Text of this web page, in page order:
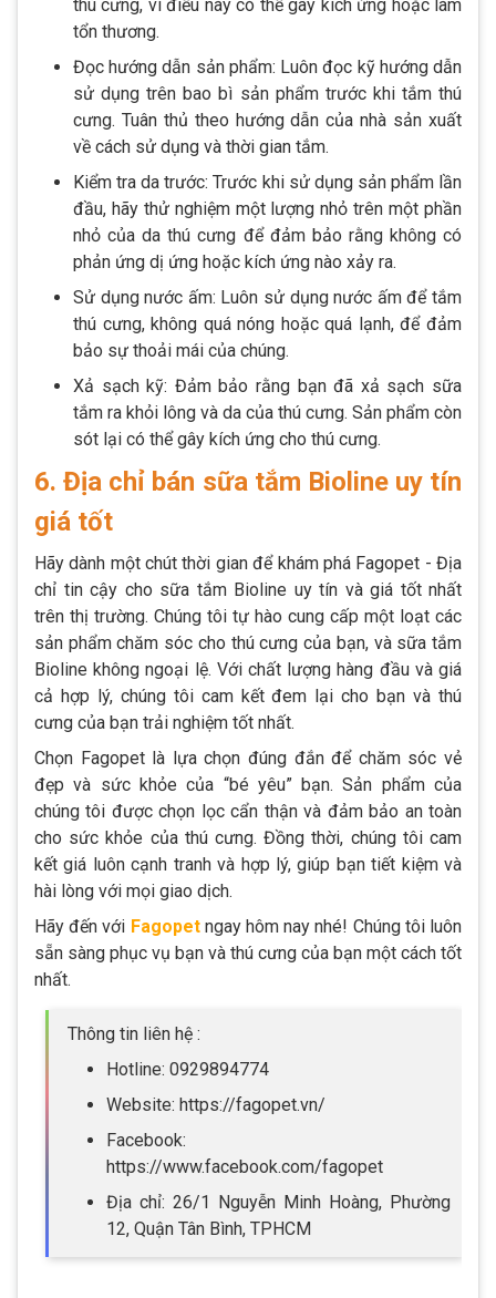
thú cưng, vì điều này có thể gây kích ứng hoặc làm
tổn thương.
Đọc hướng dẫn sản phẩm: Luôn đọc kỹ hướng dẫn
sử dụng trên bao bì sản phẩm trước khi tắm thú
cưng. Tuân thủ theo hướng dẫn của nhà sản xuất
về cách sử dụng và thời gian tắm.
Kiểm tra da trước: Trước khi sử dụng sản phẩm lần
đầu, hãy thử nghiệm một lượng nhỏ trên một phần
nhỏ của da thú cưng để đảm bảo rằng không có
phản ứng dị ứng hoặc kích ứng nào xảy ra.
Sử dụng nước ấm: Luôn sử dụng nước ấm để tắm
thú cưng, không quá nóng hoặc quá lạnh, để đảm
bảo sự thoải mái của chúng.
Xả sạch kỹ: Đảm bảo rằng bạn đã xả sạch sữa
tắm ra khỏi lông và da của thú cưng. Sản phẩm còn
sót lại có thể gây kích ứng cho thú cưng.
6. Địa chỉ bán sữa tắm Bioline uy tín
giá tốt
Hãy dành một chút thời gian để khám phá Fagopet - Địa
chỉ tin cậy cho sữa tắm Bioline uy tín và giá tốt nhất
trên thị trường. Chúng tôi tự hào cung cấp một loạt các
sản phẩm chăm sóc cho thú cưng của bạn, và sữa tắm
Bioline không ngoại lệ. Với chất lượng hàng đầu và giá
cả hợp lý, chúng tôi cam kết đem lại cho bạn và thú
cưng của bạn trải nghiệm tốt nhất.
Chọn Fagopet là lựa chọn đúng đắn để chăm sóc vẻ
đẹp và sức khỏe của “bé yêu” bạn. Sản phẩm của
chúng tôi được chọn lọc cẩn thận và đảm bảo an toàn
cho sức khỏe của thú cưng. Đồng thời, chúng tôi cam
kết giá luôn cạnh tranh và hợp lý, giúp bạn tiết kiệm và
hài lòng với mọi giao dịch.
Hãy đến với Fagopetngay hôm nay nhé! Chúng tôi luôn
sẵn sàng phục vụ bạn và thú cưng của bạn một cách tốt
nhất.
Thông tin liên hệ :
Hotline: 0929894774
Website: https://fagopet.vn/
Facebook:
https://www.facebook.com/fagopet
Địa chỉ: 26/1 Nguyễn Minh Hoàng, Phường
12, Quận Tân Bình, TPHCM